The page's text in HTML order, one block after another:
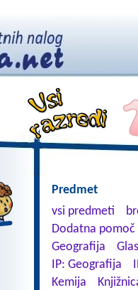
Predmet
vsi predmeti
Dodatna
Geografija
IP: Geografija
Kemija